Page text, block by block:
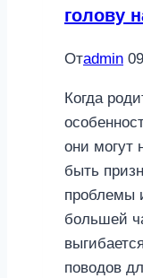
голову
Отadmin
Когда
они могут
быть
проблемы
большей
поводов